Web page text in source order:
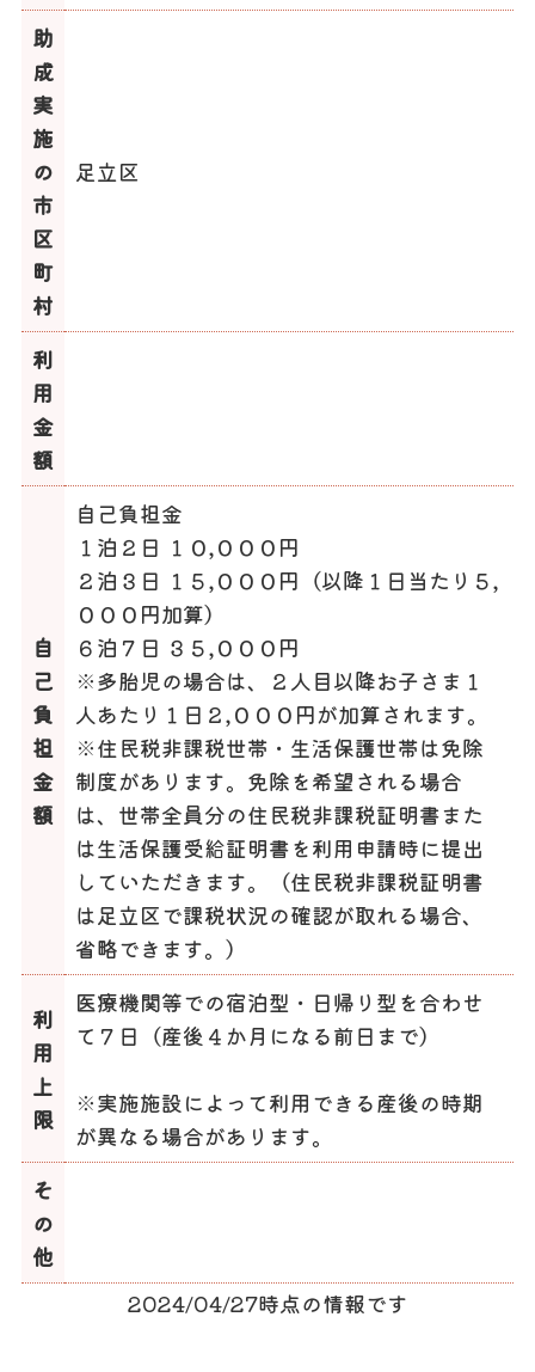
助
成
実
施
の
市
区
町
村
足立区
利
用
金
額
自
己
負
担
金
額
自己負担金
１泊２日 １０,０００円
２泊３日 １５,０００円（以降１日当たり５,
０００円加算）
６泊７日 ３５,０００円
※多胎児の場合は、２人目以降お子さま１
人あたり１日２,０００円が加算されます。
※住民税非課税世帯・生活保護世帯は免除
制度があります。免除を希望される場合
は、世帯全員分の住民税非課税証明書また
は生活保護受給証明書を利用申請時に提出
していただきます。（住民税非課税証明書
は足立区で課税状況の確認が取れる場合、
省略できます。）
利
用
上
限
医療機関等での宿泊型・日帰り型を合わせ
て７日（産後４か月になる前日まで）
※実施施設によって利用できる産後の時期
が異なる場合があります。
そ
の
他
2024/04/27時点の情報です